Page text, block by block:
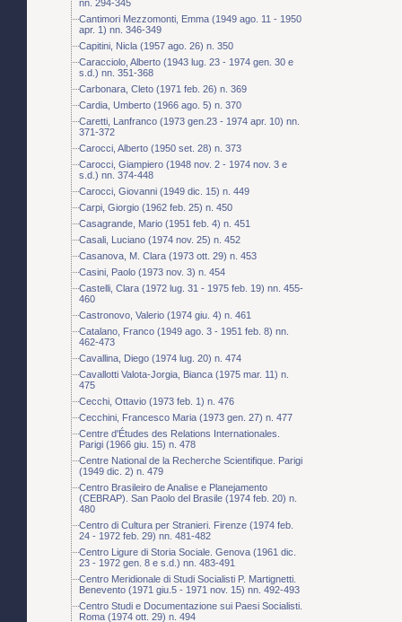
nn. 294-345
Cantimori Mezzomonti, Emma (1949 ago. 11 - 1950
apr. 1) nn. 346-349
Capitini, Nicla (1957 ago. 26) n. 350
Caracciolo, Alberto (1943 lug. 23 - 1974 gen. 30 e
s.d.) nn. 351-368
Carbonara, Cleto (1971 feb. 26) n. 369
Cardia, Umberto (1966 ago. 5) n. 370
Caretti, Lanfranco (1973 gen.23 - 1974 apr. 10) nn.
371-372
Carocci, Alberto (1950 set. 28) n. 373
Carocci, Giampiero (1948 nov. 2 - 1974 nov. 3 e
s.d.) nn. 374-448
Carocci, Giovanni (1949 dic. 15) n. 449
Carpi, Giorgio (1962 feb. 25) n. 450
Casagrande, Mario (1951 feb. 4) n. 451
Casali, Luciano (1974 nov. 25) n. 452
Casanova, M. Clara (1973 ott. 29) n. 453
Casini, Paolo (1973 nov. 3) n. 454
Castelli, Clara (1972 lug. 31 - 1975 feb. 19) nn. 455-
460
Castronovo, Valerio (1974 giu. 4) n. 461
Catalano, Franco (1949 ago. 3 - 1951 feb. 8) nn.
462-473
Cavallina, Diego (1974 lug. 20) n. 474
Cavallotti Valota-Jorgia, Bianca (1975 mar. 11) n.
475
Cecchi, Ottavio (1973 feb. 1) n. 476
Cecchini, Francesco Maria (1973 gen. 27) n. 477
Centre d'Études des Relations Internationales.
Parigi (1966 giu. 15) n. 478
Centre National de la Recherche Scientifique. Parigi
(1949 dic. 2) n. 479
Centro Brasileiro de Analise e Planejamento
(CEBRAP). San Paolo del Brasile (1974 feb. 20) n.
480
Centro di Cultura per Stranieri. Firenze (1974 feb.
24 - 1972 feb. 29) nn. 481-482
Centro Ligure di Storia Sociale. Genova (1961 dic.
23 - 1972 gen. 8 e s.d.) nn. 483-491
Centro Meridionale di Studi Socialisti P. Martignetti.
Benevento (1971 giu.5 - 1971 nov. 15) nn. 492-493
Centro Studi e Documentazione sui Paesi Socialisti.
Roma (1974 ott. 29) n. 494